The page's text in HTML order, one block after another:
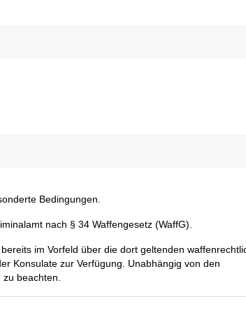
Bedingungen.
nach § 34 Waffengesetz (WaffG).
im Vorfeld über die dort geltenden
Konsulate zur Verfügung. Unabhängig von den
beachten.